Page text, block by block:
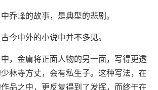
中乔峰的故事，是典型的悲剧。
今中外的小说中并不多见。
中，金庸将正面人物的另一面，写得更透
林寺方丈，会有私生子。这种写法，在
品之中，更反复得到了发挥，而终于在